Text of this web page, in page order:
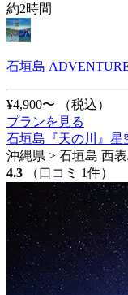
約2時間
石垣島 ADVENTURE
¥4,900〜
（税込）
プランを見る
石垣島『天の川』星
沖縄県 > 石垣島 西
4.3
（口コミ 1件）